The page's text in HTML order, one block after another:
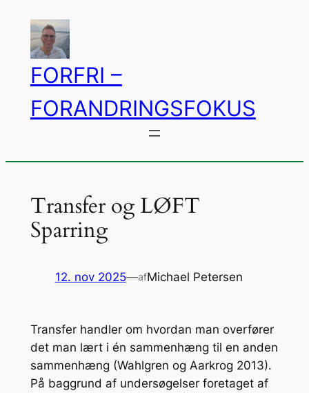
indhold
FORFRI –
FORANDRINGSFOKUS
Transfer og LØFT
Sparring
12. nov 2025—afMichael Petersen
Transfer handler om hvordan man overfører
det man lært i én sammenhæng til en anden
sammenhæng (Wahlgren og Aarkrog 2013).
På baggrund af undersøgelser foretaget af